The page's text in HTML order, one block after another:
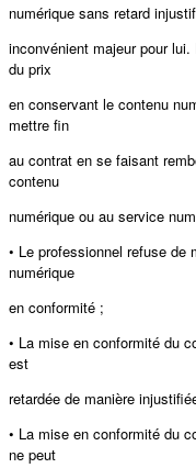
numérique sans retard
inconvénient majeur pour
du prix
en conservant le contenu
mettre fin
au contrat en se faisant
contenu
numérique ou au service
• Le professionnel refuse de
numérique
en conformité ;
• La mise en conformité du
est
retardée de manière
• La mise en conformité du
ne peut